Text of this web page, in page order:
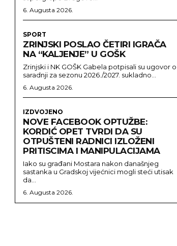
6. Augusta 2026.
SPORT
ZRINJSKI POSLAO ČETIRI IGRAČA
NA “KALJENJE” U GOŠK
Zrinjski i NK GOŠK Gabela potpisali su ugovor o
saradnji za sezonu 2026./2027. sukladno...
6. Augusta 2026.
IZDVOJENO
NOVE FACEBOOK OPTUŽBE:
KORDIĆ OPET TVRDI DA SU
OTPUŠTENI RADNICI IZLOŽENI
PRITISCIMA I MANIPULACIJAMA
Iako su građani Mostara nakon današnjeg
sastanka u Gradskoj vijećnici mogli steći utisak
da...
6. Augusta 2026.